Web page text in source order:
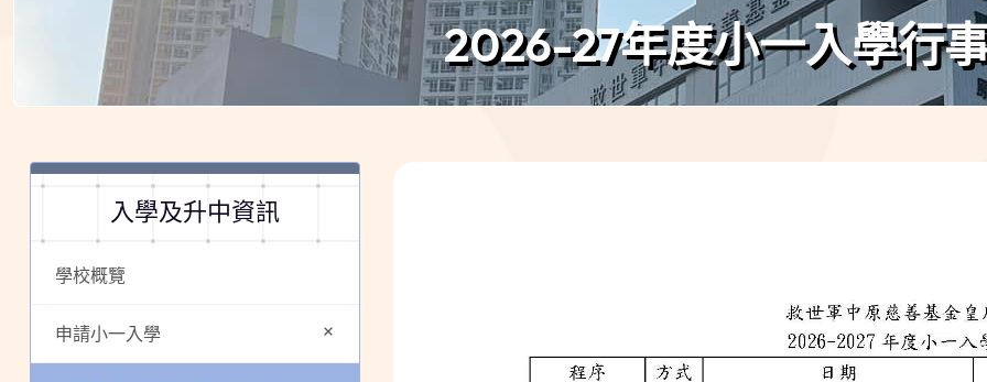
2026-27年度小一入學行
入學及升中資訊
學校概覽
申請小一入學 +